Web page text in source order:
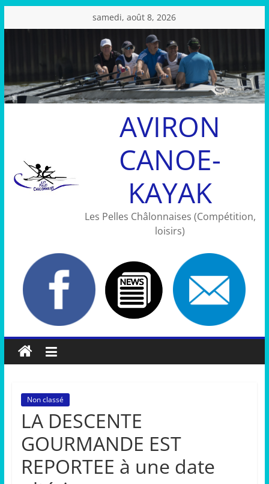
au
samedi, août 8, 2026
AVIRON
CANOE-
KAYAK
Les Pelles Châlonnaises (Compétition,
loisirs)
Non classé
LA DESCENTE
GOURMANDE EST
REPORTEE à une date